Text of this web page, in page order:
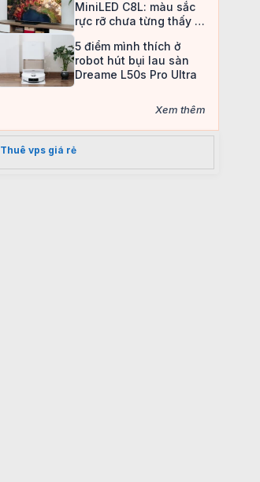
MiniLED C8L: màu sắc
rực rỡ chưa từng thấy ở
5 điểm mình thích ở
robot hút bụi lau sàn
Dreame L50s Pro Ultra
Xem thêm
Thuê vps giá rẻ